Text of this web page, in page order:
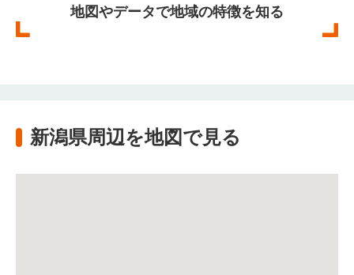
地図やデータで地域の特徴を知る
新潟県周辺を地図で見る